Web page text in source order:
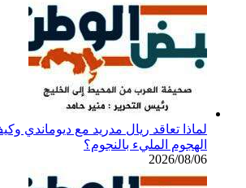
لماذا تعاقد ريال مدريد مع
الهجوم المليء بالنجوم؟
2026/08/06